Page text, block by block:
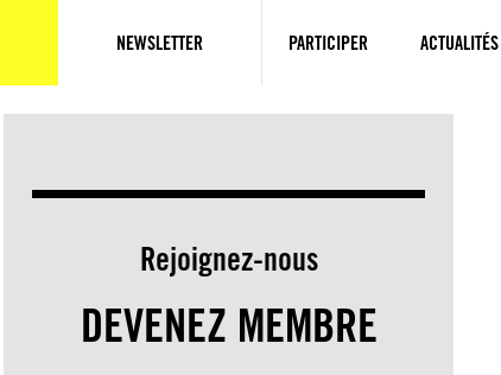
NEWSLETTER PARTICIPER ACTUALITÉS
Rejoignez-nous
DEVENEZ MEMBRE